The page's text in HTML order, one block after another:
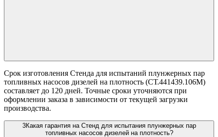
Срок изготовления Стенда для испытаний плунжерных пар
топливных насосов дизелей на плотность (СТ.441439.106М)
составляет до 120 дней. Точные сроки уточняются при
оформлении заказа в зависимости от текущей загрузки
производства.
3Какая гарантия на Стенд для испытания плунжерных пар
топливных насосов дизелей на плотность?